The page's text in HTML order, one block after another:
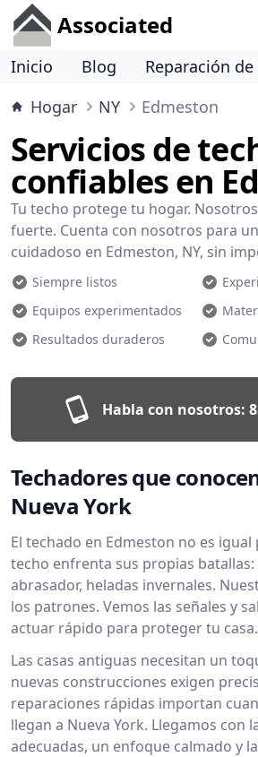
Associated
Inicio Blog
Reparación
Hogar
NY Edmeston
Servicios de
confiables en
Tu techo protege tu hogar.
fuerte. Cuenta con nosotros para
cuidadoso en Edmeston, NY, sin
Siempre listos
Equipos experimentados
Resultados duraderos
Habla con nosotros:
Techadores que
Nueva York
El techado en Edmeston no es igual
techo enfrenta sus propias batallas:
abrasador, heladas invernales.
los patrones. Vemos las señales y
actuar rápido para proteger tu casa.
Las casas antiguas necesitan un
nuevas construcciones exigen
reparaciones rápidas importan
llegan a Nueva York. Llegamos con
adecuadas, un enfoque calmado y